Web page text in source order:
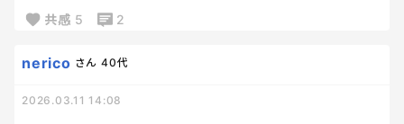
共感 5 2
nerico さん 40代
2026.03.11 14:08